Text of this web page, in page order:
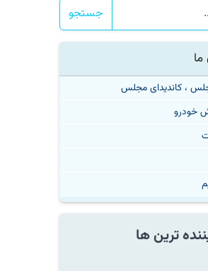
جستجو
، کاندیدای مجلس
خودرو
ترین ها